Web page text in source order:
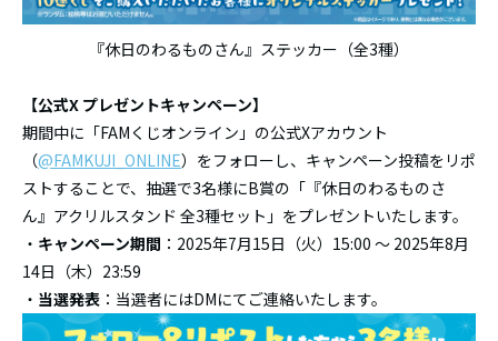
『休日のわるものさん』ステッカー（全3種）
【公式X プレゼントキャンペーン】
期間中に「FAMくじオンライン」の公式Xアカウント
（@FAMKUJI_ONLINE）をフォローし、キャンペーン投稿をリポ
ストすることで、抽選で3名様にB賞の「『休日のわるものさ
ん』アクリルスタンド 全3種セット」をプレゼントいたします。
・ キャンペーン期間 ：2025年7月15日（火）15:00 ～ 2025年8月
14日（木）23:59
・ 当選発表 ：当選者にはDMにてご連絡いたします。